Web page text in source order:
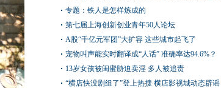
专题：铁人是怎样炼成的
第七届上海创新创业青年50人论坛
A股“千亿元军团”大扩容 这些城市起飞了
宠物叫声能实时翻译成“人话” 准确率达94.6%？
13岁女孩被闺蜜胁迫卖淫 多人被追责
“横店快没剧组了”登上热搜 横店影视城动态辟谣